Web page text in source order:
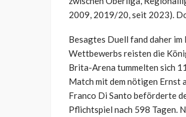
2009, 2019/20, seit 2023).
Besagtes Duell fand daher
Wettbewerbs reisten die
Brita-Arena tummelten sich
Match mit dem nötigen Ernst
Franco Di Santo beförderte
Pflichtspiel nach 598 Tagen.